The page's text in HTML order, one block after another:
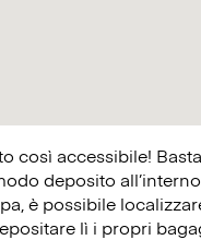
così accessibile!
deposito
è possibile
lì i propri